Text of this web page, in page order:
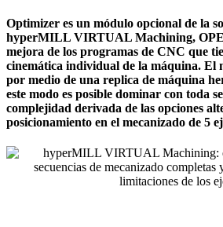
Optimizer es un módulo opcional de la
hyperMILL VIRTUAL Machining,
mejora de los programas de CNC que
cinemática individual de la máquina. El
por medio de una replica de máquina
este modo es posible dominar con toda
complejidad derivada de las opciones
posicionamiento en el mecanizado de 5